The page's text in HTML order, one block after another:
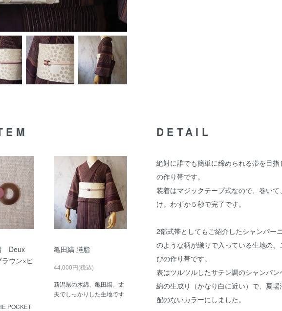
DETAIL
絶対に誰でも簡単に締められる帯を目
の作り帯です。
装着はマジックテープ式なので、巻い
け。わずか５秒で完了です。
2部式帯としてもご紹介したシャンパー
のような柄が織りで入っている生地の
びの作り帯です。
表はツルツルしたサテン調のシャンパ
綿の生成り（かなり白に近い）で、夏
配のないカラーにしました。
Deux
ウン×ピ
POCKET
亀田縞 臙脂
44,000円(税込)
新潟県の木綿、亀田縞。丈
夫でしっかりした生地です